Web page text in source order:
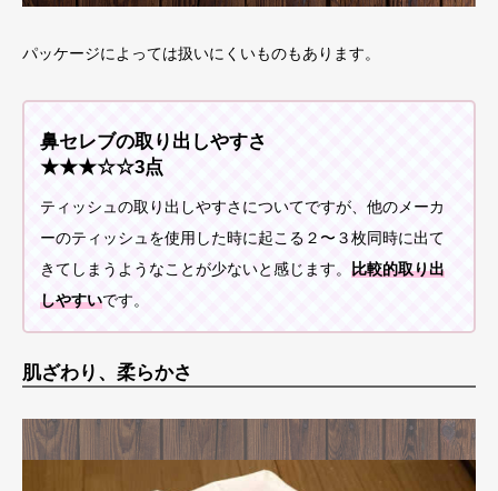
パッケージによっては扱いにくいものもあります。
鼻セレブの取り出しやすさ
★★★☆☆3点
ティッシュの取り出しやすさについてですが、他のメーカ
ーのティッシュを使用した時に起こる２〜３枚同時に出て
きてしまうようなことが少ないと感じます。 比較的取り出
しやすいです。
肌ざわり、柔らかさ